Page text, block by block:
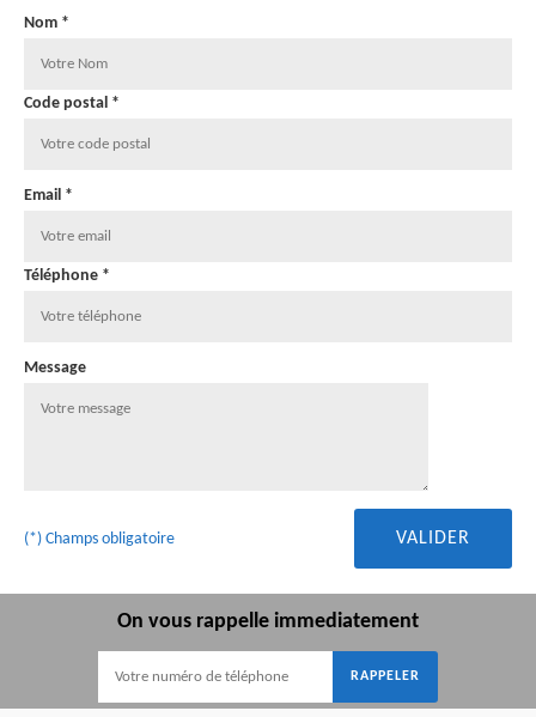
Nom *
Code postal *
Email *
Téléphone *
Message
(*) Champs obligatoire
On vous rappelle immediatement